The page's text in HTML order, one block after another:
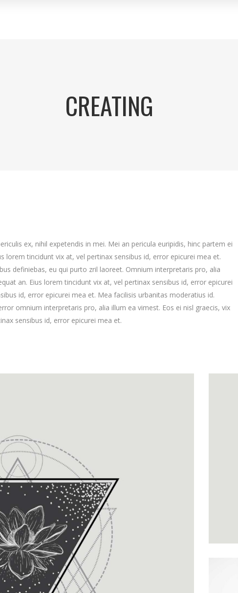
CREATING
ex, nihil expetendis in mei. Mei an pericula euripidis, hinc partem ei
lorem tincidunt vix at, vel pertinax sensibus id, error epicurei mea et.
definiebas, eu qui purto zril laoreet. Omnium interpretaris pro, alia
an. Eius lorem tincidunt vix at, vel pertinax sensibus id, error epicurei
id, error epicurei mea et. Mea facilisis urbanitas moderatius id.
omnium interpretaris pro, alia illum ea vimest. Eos ei nisl graecis, vix
sensibus id, error epicurei mea et.